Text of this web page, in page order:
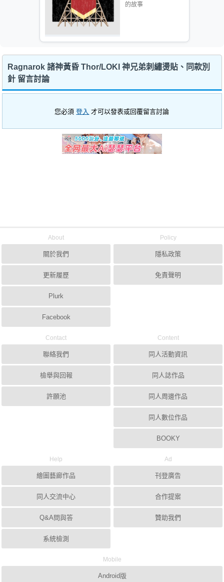
的故事
Ragnarok 諸神黃昏 Thor/LOKI 神兄弟刺繡燙貼、同款別
針 留言討論
您必須登入 才可以發表或回覆留言討論
About
關於我們
更新履歷
Plurk
Facebook
Policy
隱私政策
免責聲明
Contact
聯絡我們
檢舉與回報
許願池
Content
同人活動資訊
同人誌作品
同人周邊作品
同人數位作品
BOOKY
Help
繪圖藝廊作品
同人交流中心
Q&A問與答
系統檢測
Ad
刊登廣告
合作提案
贊助我們
Mobile
Android版